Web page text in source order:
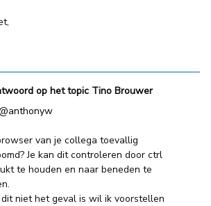
op het topic Tino Brouwer
van je collega toevallig
Je kan dit controleren door ctrl
te houden en naar beneden te
dit niet het geval is wil ik voorstellen